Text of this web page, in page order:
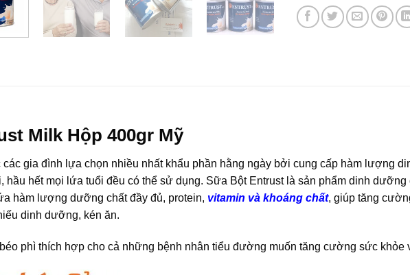
Milk Hộp 400gr Mỹ
gia đình lựa chọn nhiều nhất khẩu phần hằng ngày bởi cung cấp hàm lượng
hết mọi lứa tuổi đều có thể sử dụng. Sữa Bột Entrust là sản phẩm dinh
hàm lượng dưỡng chất đầy đủ, protein, vitamin và khoáng chất, giúp tăng
dinh dưỡng, kén ăn.
phì thích hợp cho cả những bệnh nhân tiểu đường muốn tăng cường sức khỏe